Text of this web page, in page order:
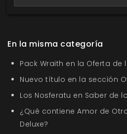
En la misma categoría
Pack Wraith en la Oferta de
Nuevo título en la sección
Los Nosferatu en Saber de
¿Qué contiene Amor de
Deluxe?